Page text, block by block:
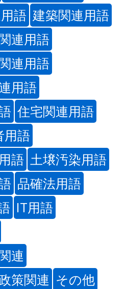
語 建築関連用語
連用語
連用語
用語
住宅関連用語
用語
語 土壌汚染用語
品確法用語
IT用語
連
策関連 その他